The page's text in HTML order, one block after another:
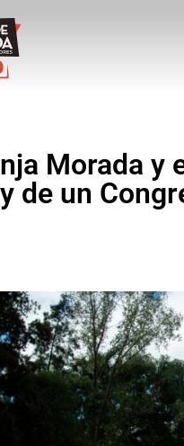
Morada
de un